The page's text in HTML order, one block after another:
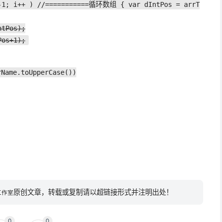
) //===========循环数组 { var dIntPos = arrT
室原创文章，转载或复制请以超链接形式并注明出处！